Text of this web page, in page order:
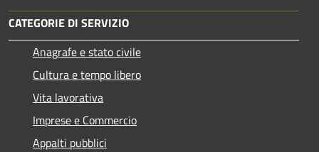
CATEGORIE DI SERVIZIO
Anagrafe e stato civile
Cultura e tempo libero
Vita lavorativa
Imprese e Commercio
Appalti pubblici